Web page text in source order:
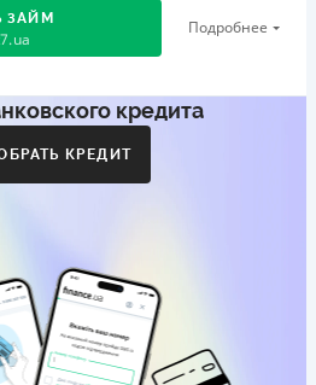
ЗАЙМ Подробнее
получает первый кредит (от
2026 «Лучшая программа
кредита
КРЕДИТ